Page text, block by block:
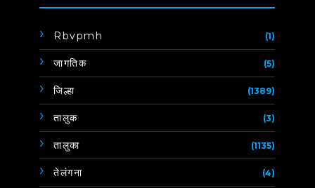
Rbvpmh (1)
जागतिक (5)
जिल्हा (1389)
तालुक (3)
तालुका (1135)
तेलंगना (4)